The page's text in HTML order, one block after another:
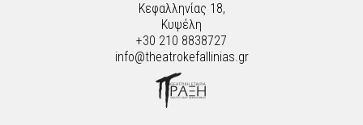
Κεφαλληνίας 18,
Κυψέλη
+30 210 8838727
info@theatrokefallinias.gr